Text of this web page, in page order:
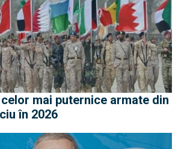
mai puternice armate din
în 2026